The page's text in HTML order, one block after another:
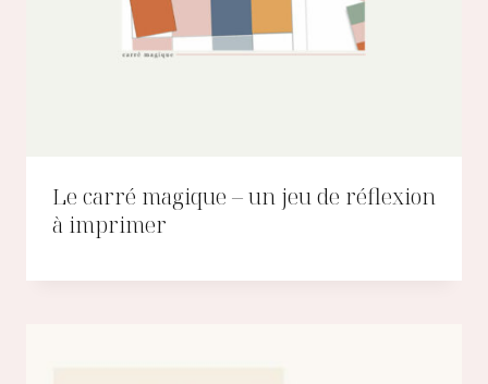
Le carré magique – un jeu de réflexion
à imprimer